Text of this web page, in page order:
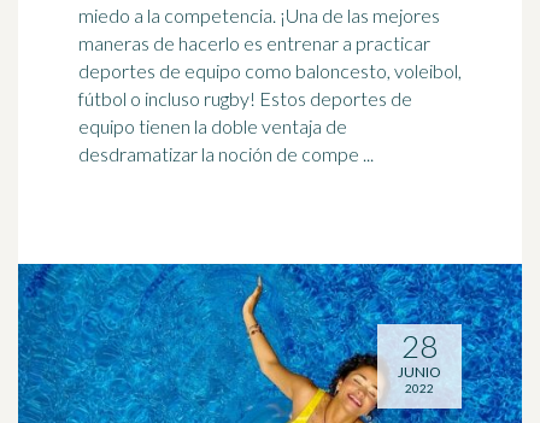
miedo a la competencia. ¡Una de las mejores
maneras de hacerlo es entrenar a practicar
deportes de equipo como baloncesto, voleibol,
fútbol o incluso rugby! Estos deportes de
equipo tienen la doble ventaja de
desdramatizar la noción de compe ...
28
JUNIO
2022